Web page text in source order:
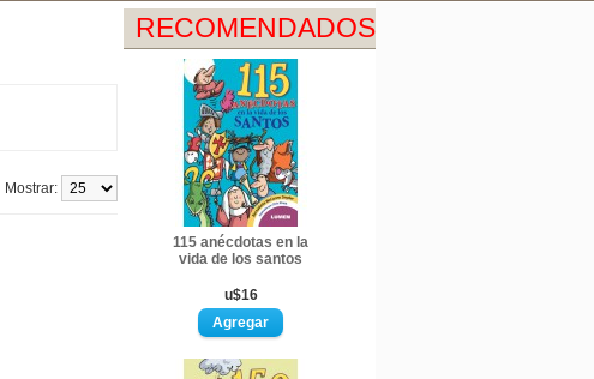
RECOMENDADOS
115 anécdotas en la
vida de los santos
u$16
Mostrar: